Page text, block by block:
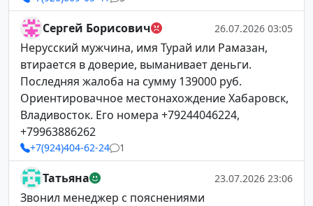
Сергей Борисович 26.07.2026 03:05
Нерусский мужчина, имя Турай или Рамазан,
втирается в доверие, выманивает деньги.
Последняя жалоба на сумму 139000 руб.
Ориентировачное местонахождение Хабаровск,
Владивосток. Его номера +79244046224,
+79963886262
+7(924)404-62-24 1
Татьяна 23.07.2026 23:06
Звонил менеджер с пояснениями